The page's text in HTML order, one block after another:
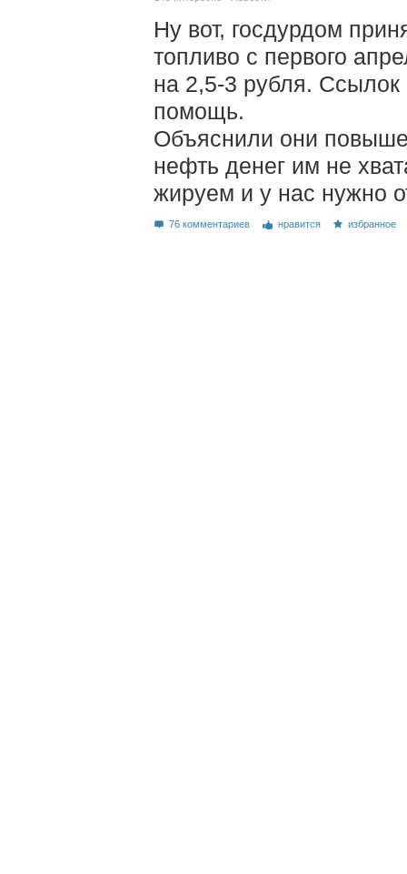
Ну вот, госдурдом
топливо с первого
на 2,5-3 рубля. Ссылок
помощь.
Объяснили они
нефть денег им не
жируем и у нас нужно
76 комментариев нравится избранное